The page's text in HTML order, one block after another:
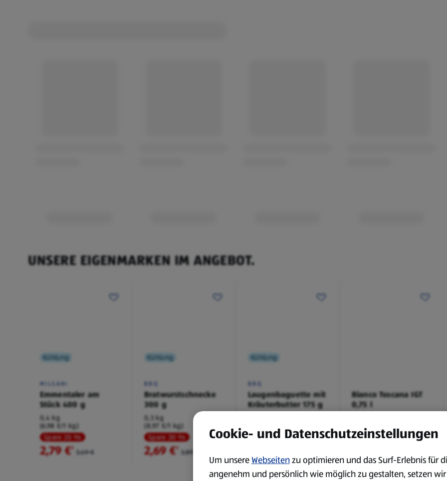
UNSERE EIGENMARKEN IM ANGEBOT.
Kühlung
MILSANI
Emmentaler am
Stück 400 g
0,4 kg
(6,98 €/1 kg)
Spare 20 %
2,79 €² 3,49 €
Kühlung
BBQ
Bratwurstschnecke
300 g
0,3 kg
(8,97 €/1 kg)
Spare 30 %
2,69 €² 3,89 €
Kühlung
BBQ
Laugenbaguette mit
Kräuterbutter 175 g
Spare 38 %
Bianco Toscana IGT
0,75 l
(3,72 €/1 l)
Spare 20 %
Cookie- und Datenschutzeinstellungen
Um unsereWebseitenzu optimieren und das Surf-Erlebnis für
angenehm und persönlich wie möglich zu gestalten, setzen wir